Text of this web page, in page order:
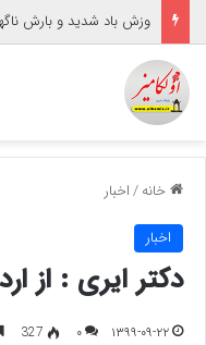
خانه/اخبار
اخبار
دکتر ایری : از
۱۳۹۹-۰۹-۲۲ ۰ 327